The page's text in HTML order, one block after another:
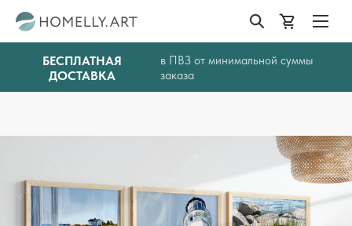
БЕСПЛАТНАЯ
ДОСТАВКА
в ПВЗ от минимальной суммы
заказа